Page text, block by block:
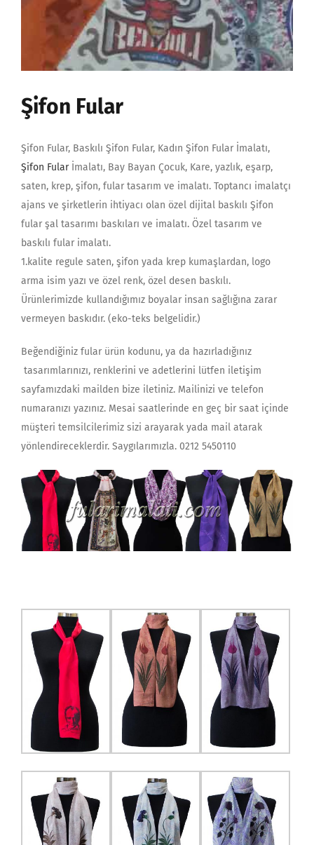
Şifon Fular
Şifon Fular, Baskılı Şifon Fular, Kadın Şifon Fular İmalatı,
Şifon Fularİmalatı, Bay Bayan Çocuk, Kare, yazlık, eşarp,
saten, krep, şifon, fular tasarım ve imalatı. Toptancı imalatçı
ajans ve şirketlerin ihtiyacı olan özel dijital baskılı Şifon
fular şal tasarımı baskıları ve imalatı. Özel tasarım ve
baskılı fular imalatı.
1.kalite regule saten, şifon yada krep kumaşlardan, logo
arma isim yazı ve özel renk, özel desen baskılı.
Ürünlerimizde kullandığımız boyalar insan sağlığına zarar
vermeyen baskıdır. (eko-teks belgelidir.)
Beğendiğiniz fular ürün kodunu, ya da hazırladığınız
tasarımlarınızı, renklerini ve adetlerini lütfen iletişim
sayfamızdaki mailden bize iletiniz. Mailinizi ve telefon
numaranızı yazınız. Mesai saatlerinde en geç bir saat içinde
müşteri temsilcilerimiz sizi arayarak yada mail atarak
yönlendireceklerdir. Saygılarımızla. 0212 5450110